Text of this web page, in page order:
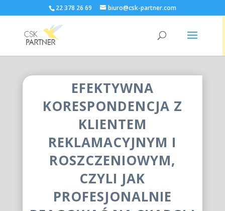
22 378 26 69 biuro@csk-partner.com
EFEKTYWNA
KORESPONDENCJA Z
KLIENTEM
REKLAMACYJNYM I
ROSZCZENIOWYM,
CZYLI JAK
PROFESJONALNIE